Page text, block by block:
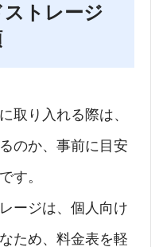
トレージ
取り入れる際は、
のか、事前に目安
す。
ージは、個人向け
ため、料金表を軽